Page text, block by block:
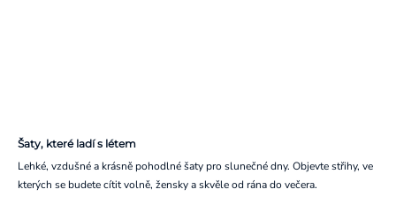
Šaty, které ladí s létem
Lehké, vzdušné a krásně pohodlné šaty pro slunečné dny. Objevte střihy, ve
kterých se budete cítit volně, žensky a skvěle od rána do večera.